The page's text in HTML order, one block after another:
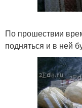
По прошествии
подняться и в ней